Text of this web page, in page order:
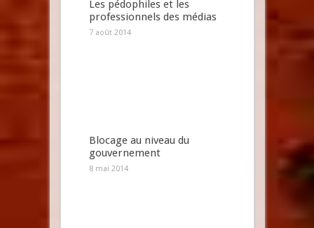
Les pédophiles et les
professionnels des médias
7 août 2014
Blocage au niveau du
gouvernement
8 mai 2014